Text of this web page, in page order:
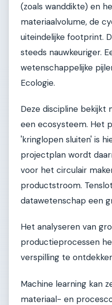
(zoals wanddikte) en
materiaalvolume, de
uiteindelijke footprint.
steeds nauwkeuriger.
wetenschappelijke
Ecologie.
Deze discipline bekijkt
een ecosysteem. Het
'kringlopen sluiten' is
projectplan wordt
voor het circulair
productstroom.
datawetenschap een
Het analyseren van
productieprocessen
verspilling te
Machine learning kan
materiaal- en